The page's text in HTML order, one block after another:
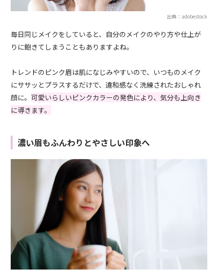
出典：adobestock
毎日同じメイクをしていると、自分のメイクのやり方や仕上が
りに飽きてしまうこともありますよね。
トレンドのピンク眉は肌になじみやすいので、いつものメイク
にササッとプラスするだけで、違和感なく洗練されたおしゃれ
顔に。可愛いらしいピンクカラーの発色により、気分も上向き
に導きます。
濃い眉もふんわりとやさしい印象へ